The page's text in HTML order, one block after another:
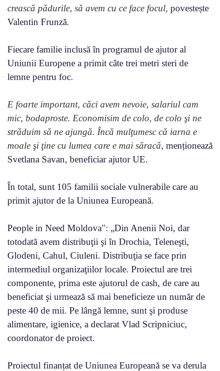
crească pădurile, să avem cu ce face focul, povestește
Valentin Frunză.
Fiecare familie inclusă în programul de ajutor al
Uniunii Europene a primit câte trei metri steri de
lemne pentru foc.
E foarte important, căci avem nevoie, salariul cam
mic, bodaproste. Economisim de colo, de colo şi ne
străduim să ne ajungă. Încă mulţumesc că iarna e
moale şi ţine cu lumea care e mai săracă, menționează
Svetlana Savan, beneficiar ajutor UE.
În total, sunt 105 familii sociale vulnerabile care au
primit ajutor de la Uniunea Europeană.
People in Need Moldova": „Din Anenii Noi, dar
totodată avem distribuţii şi în Drochia, Teleneşti,
Glodeni, Cahul, Ciuleni. Distribuţia se face prin
intermediul organizaţiilor locale. Proiectul are trei
componente, prima este ajutorul de cash, de care au
beneficiat şi urmează să mai beneficieze un număr de
peste 40 de mii. Pe lângă lemne, sunt şi produse
alimentare, igienice, a declarat Vlad Scripniciuc,
coordonator de proiect.
Proiectul finanțat de Uniunea Europeană se va derula